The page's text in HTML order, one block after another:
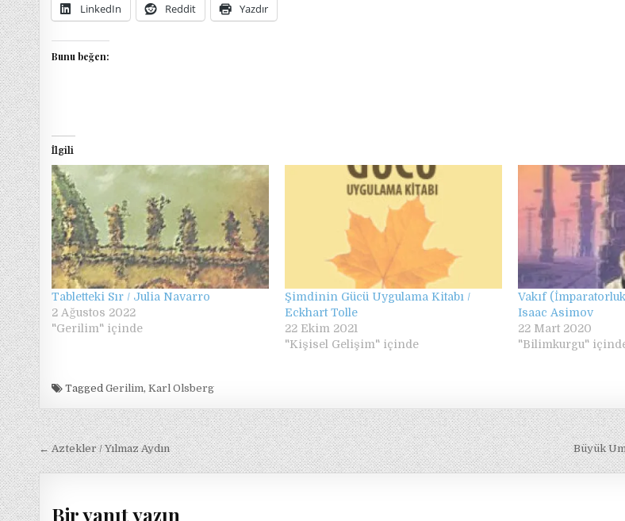
LinkedIn Reddit Yazdır
Bunu beğen:
İlgili
Tabletteki Sır / Julia Navarro
2 Ağustos 2022
"Gerilim" içinde
Şimdinin Gücü Uygulama Kitabı /
Eckhart Tolle
22 Ekim 2021
"Kişisel Gelişim" içinde
Vakıf
Isaac Asimov
22 Mart 2020
"Bilimkurgu"
TaggedGerilim,Karl Olsberg
Yazı
gezinmesi
← Aztekler / Yılmaz Aydın Büyük
Bir yanıt yazın